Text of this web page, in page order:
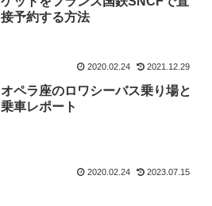
接予約する方法
2020.02.24 2021.12.29
オペラ座のロワシーバス乗り場と
乗車レポート
2020.02.24 2023.07.15